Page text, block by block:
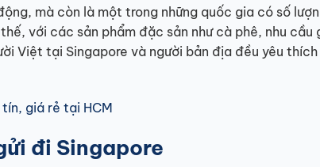
mà còn là một trong những quốc gia có số
với các sản phẩm đặc sản như cà phê, nhu cầu
Việt tại Singapore và người bản địa đều yêu thích
giá rẻ tại HCM
đi Singapore